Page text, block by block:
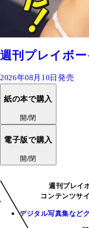
週刊プレイボー
2026年08月10日発売
紙の本で購入
開/閉
電子版で購入
開/閉
週刊プレイ
コンテンツサ
デジタル写真集など